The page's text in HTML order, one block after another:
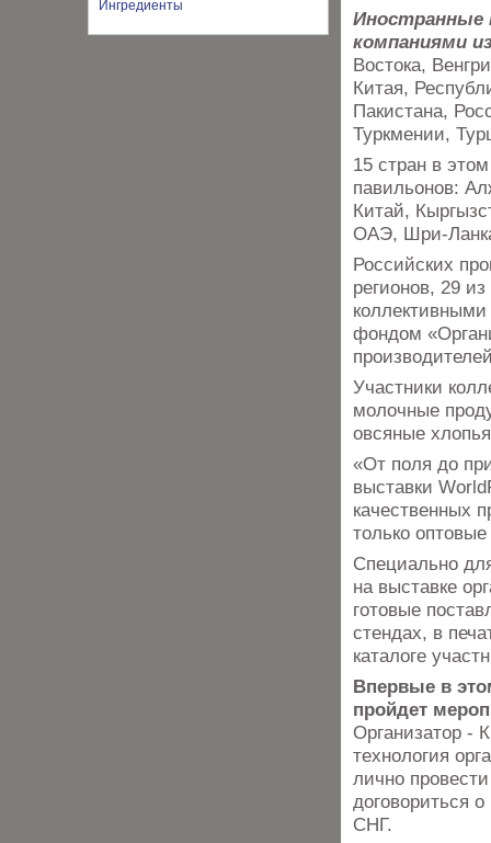
Иностранные
компаниями
Востока,
Китая,
Пакистана,
Туркмении,
15 стран в
павильонов:
Китай,
ОАЭ, Шри-
Российских
регионов, 29
фондом
Участники
молочные
овсяные
«От поля до
выставки
качественных
только
Специально
на выставке
готовые
стендах, в
каталоге
Впервые в
пройдет
Организатор -
технология
лично
договориться
СНГ.